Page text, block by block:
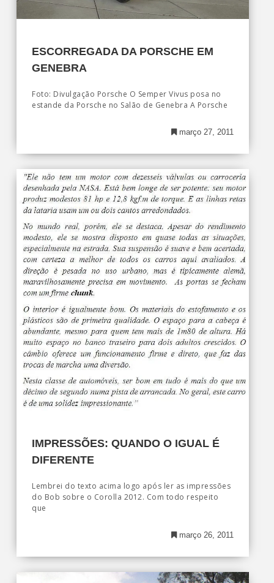
ESCORREGADA DA PORSCHE EM
GENEBRA
Foto: Divulgação Porsche O Semper Vivus posa no
estande da Porsche no Salão de Genebra A Porsche
março 27, 2011
IMPRESSÕES: QUANDO O IGUAL É
DIFERENTE
Lembrei do texto acima logo após ler as impressões
do Bob sobre o Corolla 2012. Com todo respeito
que
março 26, 2011